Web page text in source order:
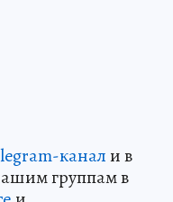
канали в
группам в